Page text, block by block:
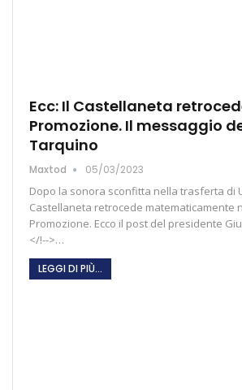
Ecc: Il Castellaneta
Promozione. Il messaggio
Tarquino
Maxtod 05/03/2023
Dopo la sonora sconfitta nella trasferta di
Castellaneta retrocede matematicamente
Promozione. Ecco il post del presidente
</!-->…
LEGGI DI PIÙ...